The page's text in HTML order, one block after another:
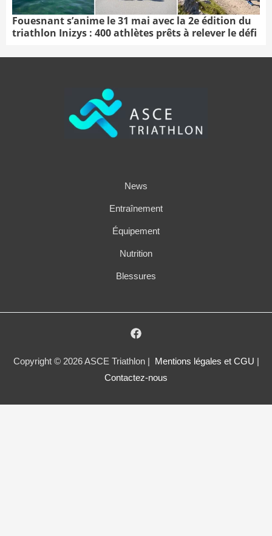
Fouesnant s’anime le 31 mai avec la 2e édition du
triathlon Inizys : 400 athlètes prêts à relever le défi
News
Entraînement
Équipement
Nutrition
Blessures
Copyright © 2026 ASCE Triathlon | Mentions légales et CGU
Contactez-nous